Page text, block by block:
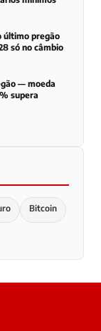
último pregão
só no câmbio
— moeda
supera
Bitcoin